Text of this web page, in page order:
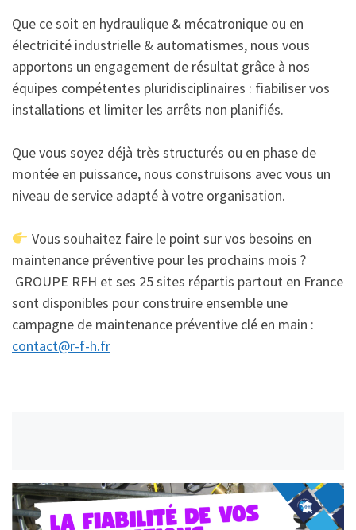
Que ce soit en hydraulique & mécatronique ou en
électricité industrielle & automatismes, nous vous
apportons un engagement de résultat grâce à nos
équipes compétentes pluridisciplinaires : fiabiliser vos
installations et limiter les arrêts non planifiés.
Que vous soyez déjà très structurés ou en phase de
montée en puissance, nous construisons avec vous un
niveau de service adapté à votre organisation.
Vous souhaitez faire le point sur vos besoins en
maintenance préventive pour les prochains mois ?
GROUPE RFH et ses 25 sites répartis partout en France
sont disponibles pour construire ensemble une
campagne de maintenance préventive clé en main :
contact@r-f-h.fr